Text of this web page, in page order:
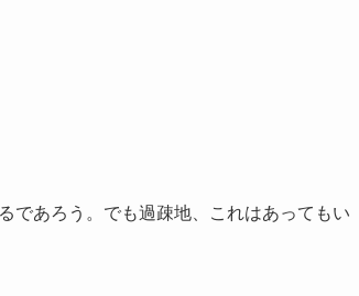
であろう。でも過疎地、これはあってもい